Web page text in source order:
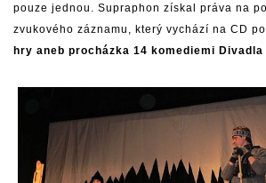
pouze jednou. Supraphon získal práva na
zvukového záznamu, který vychází na CD
hry aneb procházka 14 komediemi